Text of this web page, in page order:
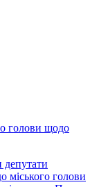
голови щодо
депутати
міського голови